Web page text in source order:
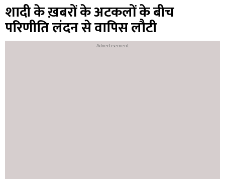
शादी के ख़बरों के अटकलों के बीच
परिणीति लंदन से वापिस लौटी